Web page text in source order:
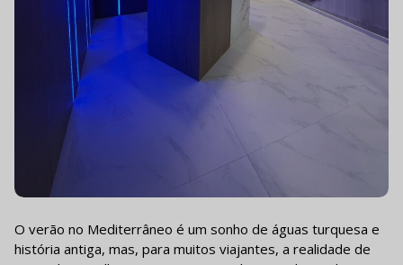
O verão no Mediterrâneo é um sonho de águas turquesa e
história antiga, mas, para muitos viajantes, a realidade de